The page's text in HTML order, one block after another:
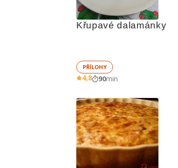
Křupavé dalamánky
PŘÍLOHY
4,8 90min